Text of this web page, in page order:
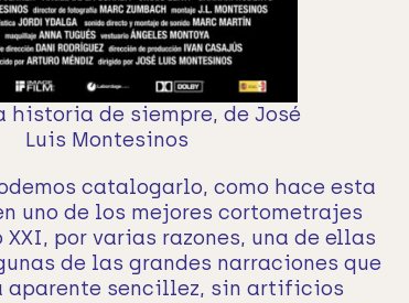
historia de siempre, de José
Luis Montesinos
catalogarlo, como hace esta
uno de los mejores cortometrajes
por varias razones, una de ellas
de las grandes narraciones que
aparente sencillez, sin artificios